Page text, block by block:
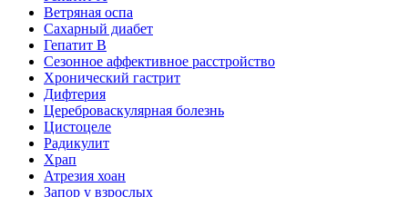
Ветряная оспа
Сахарный диабет
Гепатит B
Сезонное аффективное расстройство
Хронический гастрит
Дифтерия
Цереброваскулярная болезнь
Цистоцеле
Радикулит
Храп
Атрезия хоан
Запор у взрослых